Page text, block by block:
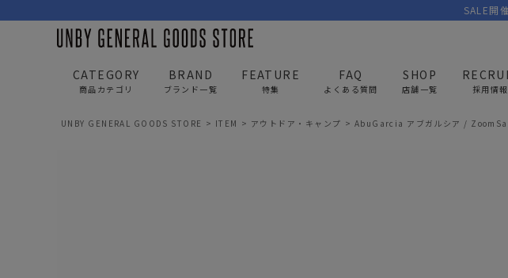
CATEGORY
商品カテゴリ
BRAND
ブランド一覧
FEATURE
特集
FAQ
よくある質問
SHOP
店舗一覧 採用情報
SALE開
UNBY GENERAL GOODS STORE ITEM アウトドア・キャンプ AbuGarcia アブガルシア /